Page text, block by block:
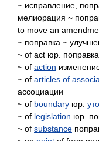
~ исправление,
мелиорация ~
to move an
~ поправка ~
~ of act юр. поправка
~ of action
~ of articles of
ассоциации
~ of boundary юр.
~ of legislation юр.
~ of substance